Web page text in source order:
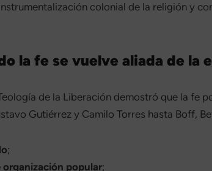
colonial de la religión y
la fe se vuelve aliada de la
de la Liberación demostró que la fe
Gutiérrez y Camilo Torres hasta Boff,
;
organización popular;